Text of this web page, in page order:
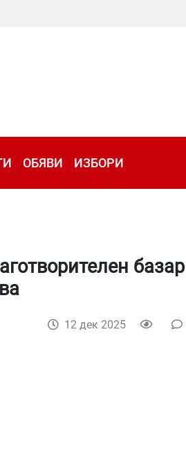
ОБЯВИ ИЗБОРИ
базар
12 дек 2025